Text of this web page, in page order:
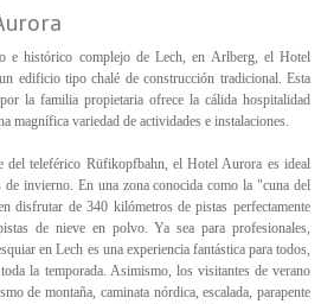
e histórico complejo de Lech, en Arlberg, el Hotel
edificio tipo chalé de construcción tradicional. Esta
la familia propietaria ofrece la cálida hospitalidad
magnífica variedad de actividades e instalaciones.
teleférico Rüfikopfbahn, el Hotel Aurora es ideal
de invierno. En una zona conocida como la "cuna del
disfrutar de 340 kilómetros de pistas perfectamente
de nieve en polvo. Ya sea para profesionales,
en Lech es una experiencia fantástica para todos,
la temporada. Asimismo, los visitantes de verano
de montaña, caminata nórdica, escalada, parapente